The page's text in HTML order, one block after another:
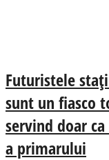
Futuristele
sunt un fiasco
servind doar
a primarului